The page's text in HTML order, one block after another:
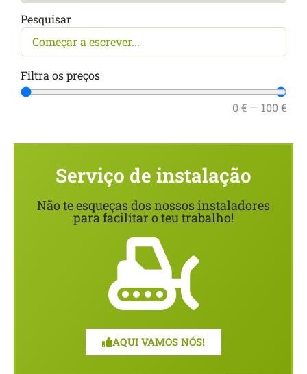
Pesquisar
Filtra os preços
0 € — 100 €
Serviço de instalação
Não te esqueças dos nossos instaladores
para facilitar o teu trabalho!
AQUI VAMOS NÓS!